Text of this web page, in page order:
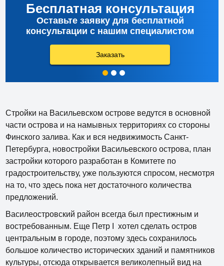
Бесплатная консультация
Оставьте заявку для бесплатной
консультации с нашим специалистом
Заказать
Стройки на Васильевском острове ведутся в основной
части острова и на намывных территориях со стороны
Финского залива. Как и вся недвижимость Санкт-
Петербурга, новостройки Васильевского острова, план
застройки которого разработан в Комитете по
градостроительству, уже пользуются спросом, несмотря
на то, что здесь пока нет достаточного количества
предложений.
Василеостровский район всегда был престижным и
востребованным. Еще Петр I хотел сделать остров
центральным в городе, поэтому здесь сохранилось
большое количество исторических зданий и памятников
культуры, отсюда открывается великолепный вид на